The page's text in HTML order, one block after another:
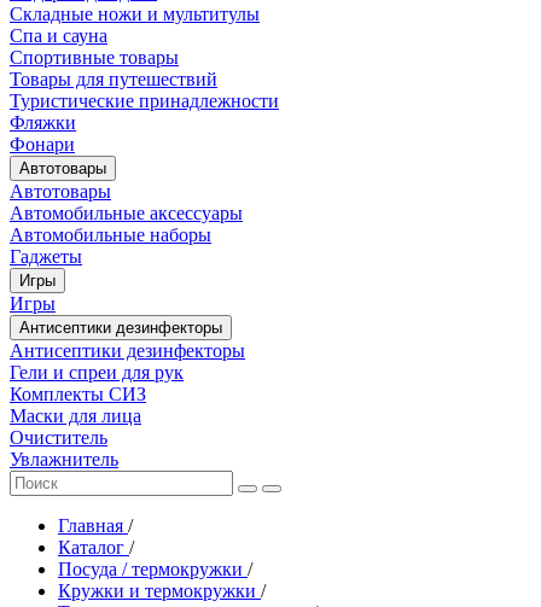
Складные ножи и мультитулы
Спа и сауна
Спортивные товары
Товары для путешествий
Туристические принадлежности
Фляжки
Фонари
Автотовары
Автотовары
Автомобильные аксессуары
Автомобильные наборы
Гаджеты
Игры
Игры
Антисептики дезинфекторы
Антисептики дезинфекторы
Гели и спреи для рук
Комплекты СИЗ
Маски для лица
Очиститель
Увлажнитель
Главная /
Каталог /
Посуда / термокружки /
Кружки и термокружки /